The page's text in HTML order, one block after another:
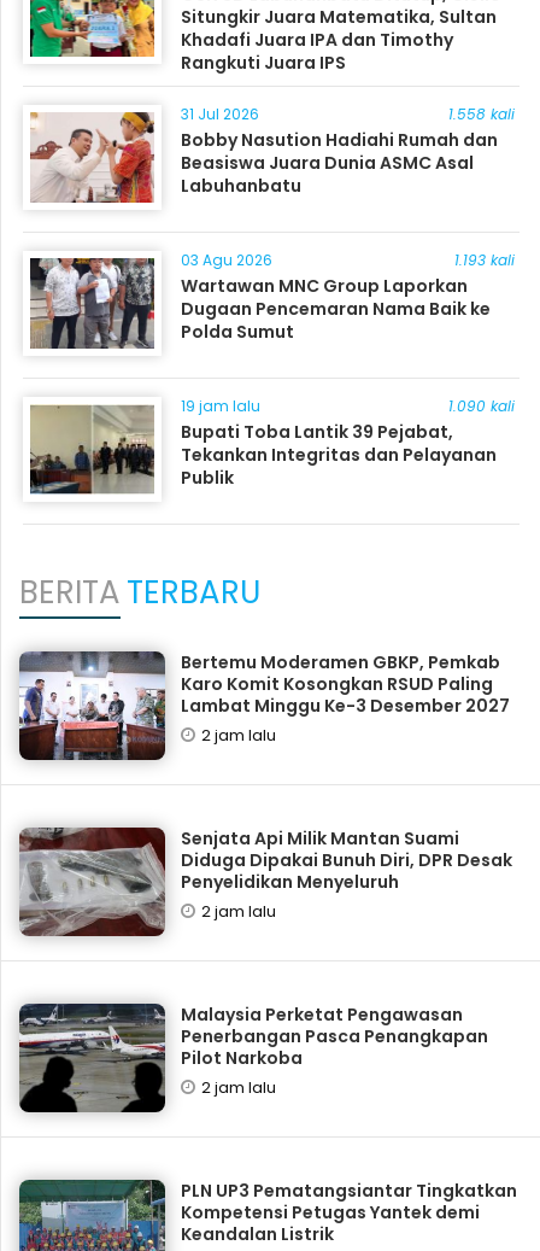
Situngkir Juara Matematika, Sultan
Khadafi Juara IPA dan Timothy
Rangkuti Juara IPS
31 Jul 2026 1.558 kali
Bobby Nasution Hadiahi Rumah dan
Beasiswa Juara Dunia ASMC Asal
Labuhanbatu
03 Agu 2026 1.193 kali
Wartawan MNC Group Laporkan
Dugaan Pencemaran Nama Baik ke
Polda Sumut
19 jam lalu 1.090 kali
Bupati Toba Lantik 39 Pejabat,
Tekankan Integritas dan Pelayanan
Publik
BERITATERBARU
Bertemu Moderamen GBKP, Pemkab
Karo Komit Kosongkan RSUD Paling
Lambat Minggu Ke-3 Desember 2027
2 jam lalu
Senjata Api Milik Mantan Suami
Diduga Dipakai Bunuh Diri, DPR Desak
Penyelidikan Menyeluruh
2 jam lalu
Malaysia Perketat Pengawasan
Penerbangan Pasca Penangkapan
Pilot Narkoba
2 jam lalu
PLN UP3 Pematangsiantar Tingkatkan
Kompetensi Petugas Yantek demi
Keandalan Listrik